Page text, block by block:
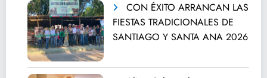
CON ÉXITO ARRANCAN LAS
FIESTAS TRADICIONALES DE
SANTIAGO Y SANTA ANA 2026